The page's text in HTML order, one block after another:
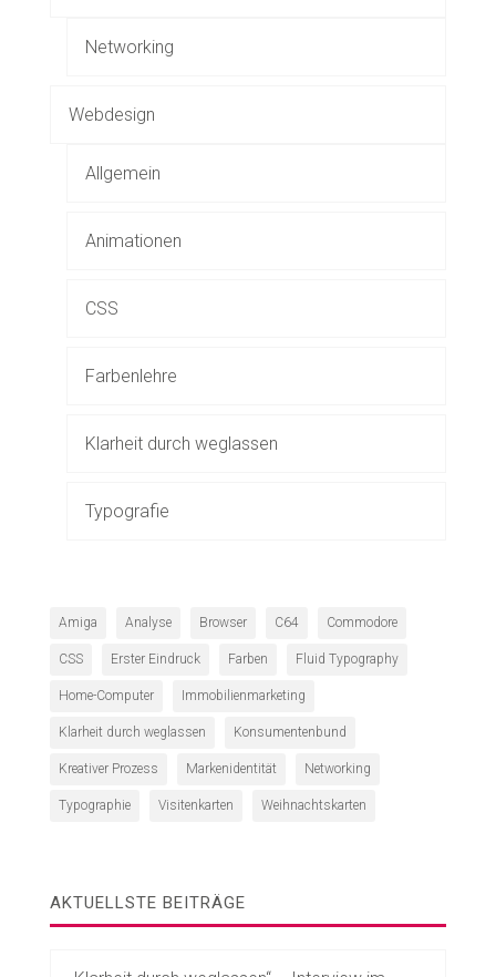
Networking
Webdesign
Allgemein
Animationen
CSS
Farbenlehre
Klarheit durch weglassen
Typografie
Amiga Analyse Browser C64 Commodore
CSS Erster Eindruck Farben Fluid Typography
Home-Computer Immobilienmarketing
Klarheit durch weglassen Konsumentenbund
Kreativer Prozess Markenidentität Networking
Typographie Visitenkarten Weihnachtskarten
AKTUELLSTE BEITRÄGE